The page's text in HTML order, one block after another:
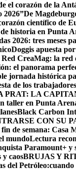
el corazón de la
2026”De
científico de
historia en Punta
2026: tres meses
Doggis apuesta
Red CreaMag: la red
el panorama
jornada histórica
de los
PRAT: LA
taller en Punta
Black Carbon
CON SU
fin de semana: Casa
mundoLectura
Paramount+ y
caosBRUJAS Y
del Petróleo:cuando